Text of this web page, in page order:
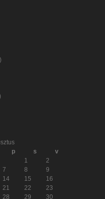
p s
v
1
2
7 8
9
14 15
16
21 22
23
28 29
30